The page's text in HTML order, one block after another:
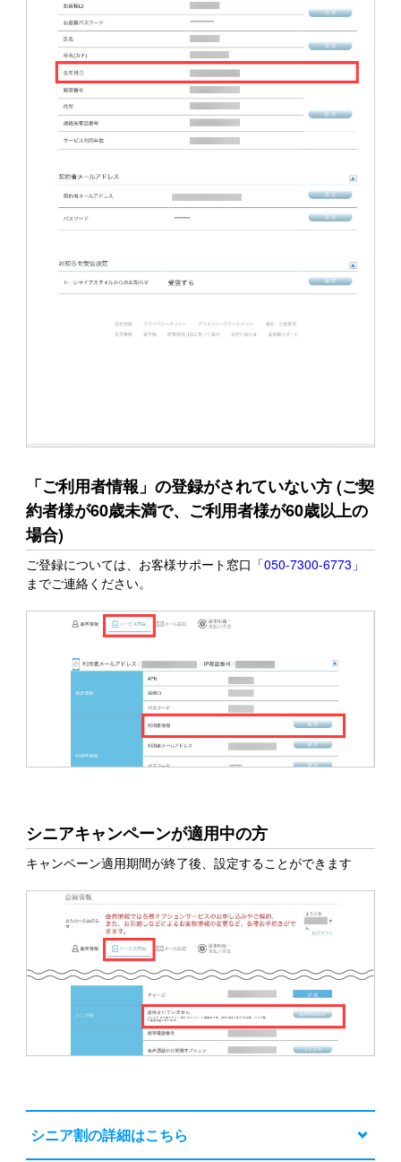
「ご利用者情報」の登録がされていない方 (ご契
約者様が60歳未満で、ご利用者様が60歳以上の
場合)
ご登録については、お客様サポート窓口 「050-7300-6773」
までご連絡ください。
シニアキャンペーンが適用中の方
キャンペーン適用期間が終了後、設定することができます
シニア割の詳細はこちら